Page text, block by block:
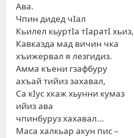
Ава.
Чпин дидед чIал
Кьилел кьуртIа тIаратI хьиз,
Кавказда мад вичин чка
хъижервал я лезгидиз.
Амма къени гзафбуру
ахъай тийиз захавал,
Са кIус хкаж хьунни кумаз
ийиз ава
чпинбуруз хахавал...
Маса халкьар акун пис –